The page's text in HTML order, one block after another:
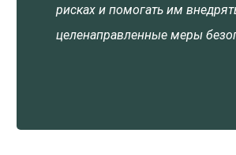
рисках и помогать им
целенаправленные меры